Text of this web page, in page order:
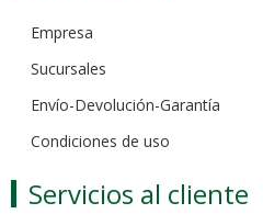
Empresa
Sucursales
Envío-Devolución-Garantía
Condiciones de uso
Servicios al cliente